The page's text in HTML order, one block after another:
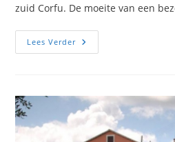
zuid Corfu. De moeite van een
Lees VerderKorakades
Fotos